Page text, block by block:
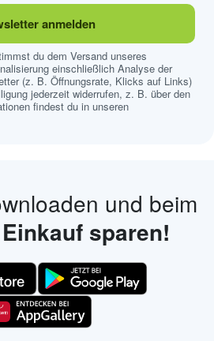
anmelden
du dem Versand unseres
einschließlich Analyse der
(z. B. Öffnungsrate, Klicks auf Links)
jederzeit widerrufen, z. B. über den
findest du in unseren
und beim
Einkauf sparen!